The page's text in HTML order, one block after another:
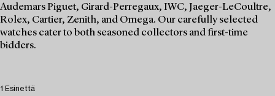
Audemars Piguet, Girard-Perregaux, IWC, Jaeger-LeCoultre,
Rolex, Cartier, Zenith, and Omega. Our carefully selected
watches cater to both seasoned collectors and first-time
bidders.
1 Esinettä